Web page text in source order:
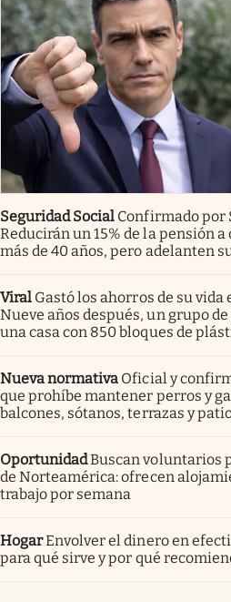
Seguridad Social Confirmado por
Reducirán un 15% de la pensión
más de 40 años, pero adelanten
Viral Gastó los ahorros de su vida
Nueve años después, un grupo
una casa con 850 bloques de
Nueva normativa Oficial y
que prohíbe mantener perros y
balcones, sótanos, terrazas y
OportunidadBuscan voluntarios
de Norteamérica: ofrecen
trabajo por semana
HogarEnvolver el dinero en
para qué sirve y por qué